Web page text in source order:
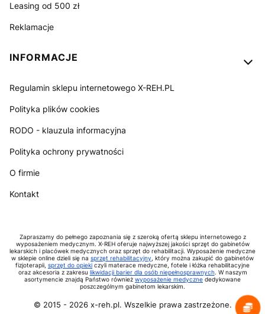
Leasing od 500 zł
Reklamacje
INFORMACJE
Regulamin sklepu internetowego X-REH.PL
Polityka plików cookies
RODO - klauzula informacyjna
Polityka ochrony prywatności
O firmie
Kontakt
Zapraszamy do pełnego zapoznania się z szeroką ofertą sklepu internetowego z
wyposażeniem medycznym. X-REH oferuje najwyższej jakości sprzęt do gabinetów
lekarskich i placówek medycznych oraz sprzęt do rehabilitacji. Wyposażenie medyczne
w sklepie online dzieli się na sprzęt rehabilitacyjny , który można zakupić do gabinetów
fizjoterapii, sprzęt do opieki czyli materace medyczne, fotele i łóżka rehabilitacyjne
oraz akcesoria z zakresu likwidacji barier dla osób niepełnosprawnych. W naszym
asortymencie znajdą Państwo również wyposażenie medyczne dedykowane
poszczególnym gabinetom lekarskim.
© 2015 - 2026x-reh.pl. Wszelkie prawa zastrzeżone.